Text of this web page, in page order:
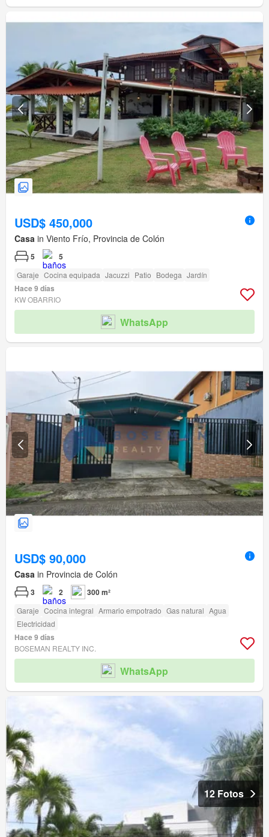
USD$ 450,000
Casa in Viento Frío, Provincia de Colón
5 5
Garaje Cocina equipada Jacuzzi Patio Bodega Jardín
Hace 9 días
KW OBARRIO
WhatsApp
USD$ 90,000
Casa in Provincia de Colón
3 2 300 m²
Garaje Cocina integral Armario empotrado Gas natural Agua
Electricidad
Hace 9 días
BOSEMAN REALTY INC.
WhatsApp
12 Fotos